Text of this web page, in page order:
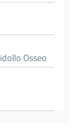
Osseo